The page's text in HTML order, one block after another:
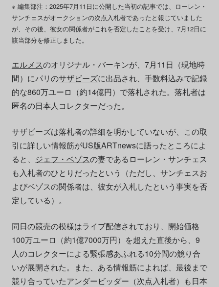
※ 編集部注：2025年7月11日に公開した当初の記事では、ローレン・
サンチェスがオークションの次点入札者であったと報じていました
が、その後、彼女の関係者がこれを否定したことを受け、7月12日に
該当部分を修正しました。
エルメスのオリジナル・バーキンが、7月11日（現地時
間）にパリのサザビーズに出品され、手数料込みで記録
的な860万ユーロ（約14億円）で落札された。落札者は
匿名の日本人コレクターだった。
サザビーズは落札者の詳細を明かしていないが、この取
引に詳しい情報筋がUS版ARTnewsに語ったところによ
ると、 ジェフ・ベゾスの妻であるローレン・サンチェス
も入札者のひとりだったという（ただし、サンチェスお
よびベゾスの関係者は、彼女が入札したという事実を否
定している）。
同日の競売の模様はライブ配信されており、開始価格
100万ユーロ（約1億7000万円）を超えた直後から、9
人のコレクターによる緊張感あふれる10分間の競り合
いが展開された。また、ある情報筋によれば、最後まで
競り合っていたアンダービッダー（次点入札者）も日本